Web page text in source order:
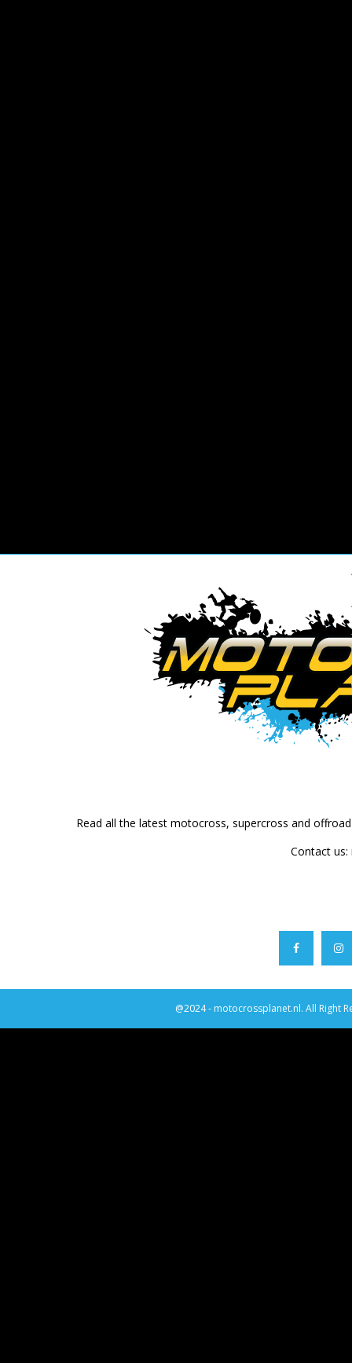
Read all the latest motocross, supercross and
Contact us:
@2024 - motocrossplanet.nl. All Right